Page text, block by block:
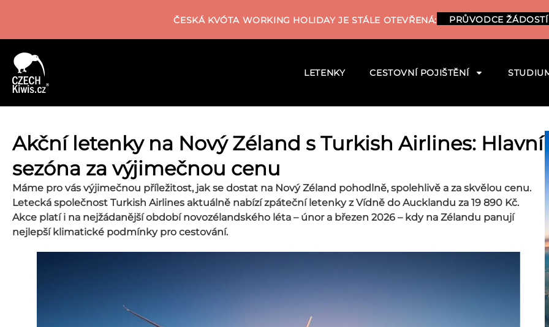
ČESKÁ KVÓTA WORKING HOLIDAY JE STÁLE OTEVŘENÁ: PRŮVODCE
LETENKY CESTOVNÍ POJIŠTĚNÍ
Akční letenky na Nový Zéland s Turkish Airlines: Hlavní
sezóna za výjimečnou cenu
Máme pro vás výjimečnou příležitost, jak se dostat na Nový Zéland pohodlně, spolehlivě a za skvělou cenu.
Letecká společnost Turkish Airlines aktuálně nabízí zpáteční letenky z Vídně do Aucklandu za 19 890 Kč.
Akce platí i na nejžádanější období novozélandského léta – únor a březen 2026 – kdy na Zélandu panují
nejlepší klimatické podmínky pro cestování.